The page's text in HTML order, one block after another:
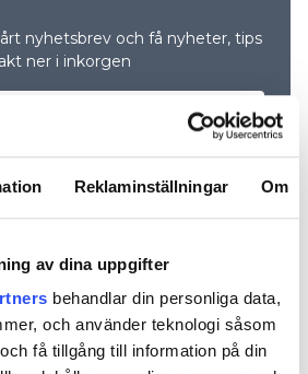
Reklaminställningar Om
av dina uppgifter
behandlar din personliga data,
och använder teknologi såsom
få tillgång till information på din
nyhetsbrev och få nyheter, tips
ner i inkorgen